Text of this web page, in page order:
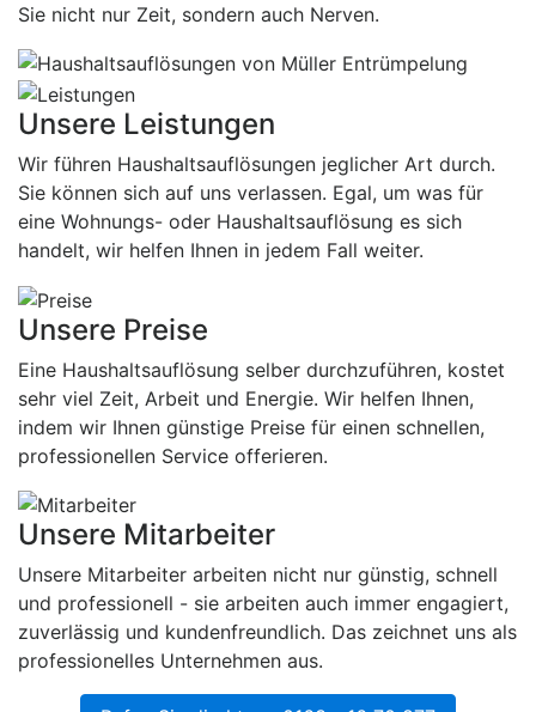
Sie nicht nur Zeit, sondern auch Nerven.
Unsere Leistungen
Wir führen Haushaltsauflösungen jeglicher Art durch.
Sie können sich auf uns verlassen. Egal, um was für
eine Wohnungs- oder Haushaltsauflösung es sich
handelt, wir helfen Ihnen in jedem Fall weiter.
Unsere Preise
Eine Haushaltsauflösung selber durchzuführen, kostet
sehr viel Zeit, Arbeit und Energie. Wir helfen Ihnen,
indem wir Ihnen günstige Preise für einen schnellen,
professionellen Service offerieren.
Unsere Mitarbeiter
Unsere Mitarbeiter arbeiten nicht nur günstig, schnell
und professionell - sie arbeiten auch immer engagiert,
zuverlässig und kundenfreundlich. Das zeichnet uns als
professionelles Unternehmen aus.